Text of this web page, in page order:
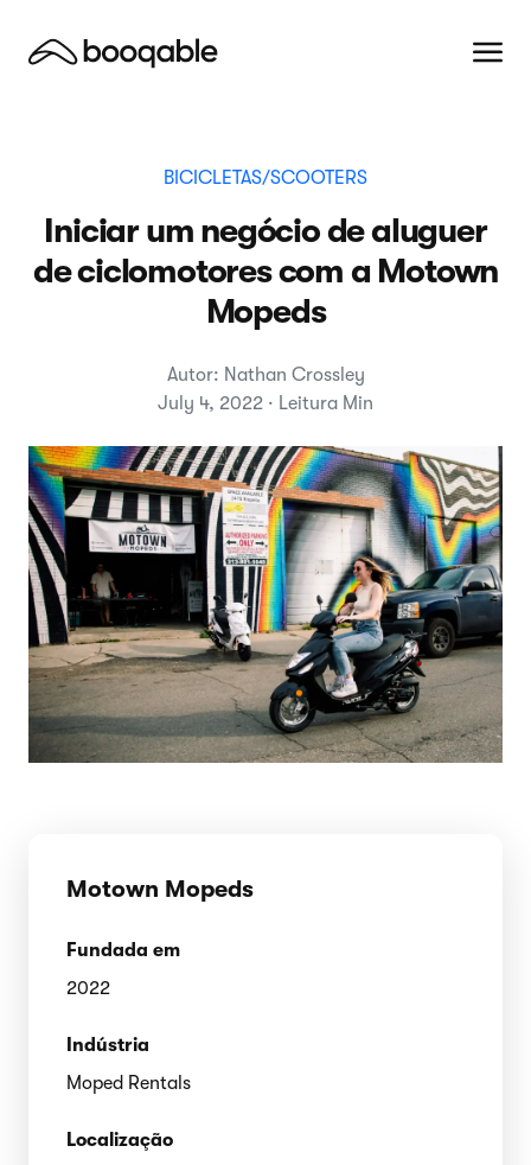
BICICLETAS/SCOOTERS
Iniciar um negócio de aluguer
de ciclomotores com a Motown
Mopeds
Autor: Nathan Crossley
July 4, 2022 · Leitura Min
Motown Mopeds
Fundada em
2022
Indústria
Moped Rentals
Localização